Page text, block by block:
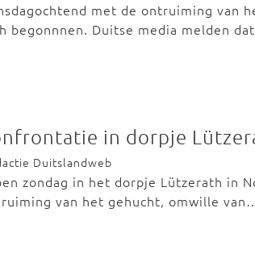
met de ontruiming van
begonnnen. Duitse media melden
in dorpje
Duitslandweb
zondag in het dorpje Lützerath in
van het gehucht, omwille